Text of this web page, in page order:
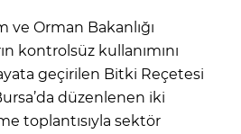
ve Orman Bakanlığı
kontrolsüz kullanımını
geçirilen Bitki Reçetesi
düzenlenen iki
toplantısıyla sektör